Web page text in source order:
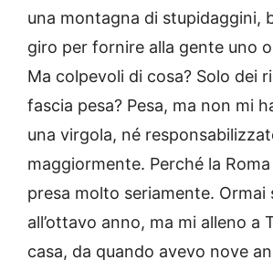
una montagna di stupidaggini,
giro per fornire alla gente uno
Ma colpevoli di cosa? Solo dei
fascia pesa? Pesa, ma non mi
una virgola, né
maggiormente. Perché la Roma
presa molto seriamente. Ormai
all’ottavo anno, ma mi alleno a
casa, da quando avevo nove